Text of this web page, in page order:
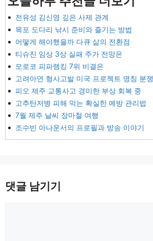
전유성 김신영 깊은 사제 관계
목포 도다리 낚시 준비와 즐기는 방법
어떻게 해야했을까 다큐 삶의 전환점
티슈진 임상 3상 실패 주가 전망은
모로코 피파랭킹 7위 비결은
고려아연 형사고발 미국 프로젝트 명칭 분쟁
피오 제주 교통사고 경미한 부상 회복 중
고추탄저병 피해 막는 확실한 예방 관리법
7월 제주 날씨 장마철 여행
조수빈 아나운서의 프로필과 방송 이야기
댓글 남기기